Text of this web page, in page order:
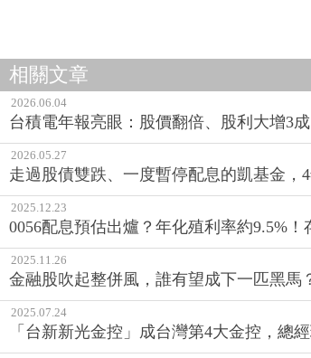
相關文章
2026.06.04
台積電年報亮眼：股價翻倍、股利大增3
2026.05.27
走過股債雙跌、一度暫停配息的凱基金，
2025.12.23
0056配息預估出爐？年化殖利率約9.5%
2025.11.26
金融股吹起整併風，誰有望成下一匹黑馬
2025.07.24
「台新新光金控」成台灣第4大金控，總